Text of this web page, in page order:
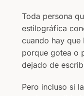
Toda persona
estilográfica
cuando hay que
porque gotea o
dejado de
Pero incluso si